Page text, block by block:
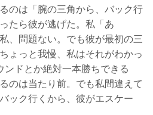
のは「腕の三角から、バック行
たら彼が逃げた。私「あ
、問題ない。でも彼が最初の三
ょっと我慢、私はそれがわかっ
ンドとか絶対一本勝ちできる
のは当たり前。でも私間違えて
ック行くから、彼がエスケー